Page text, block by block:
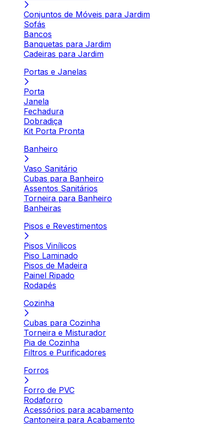
Conjuntos de Móveis para Jardim
Sofás
Bancos
Banquetas para Jardim
Cadeiras para Jardim
Portas e Janelas
Porta
Janela
Fechadura
Dobradiça
Kit Porta Pronta
Banheiro
Vaso Sanitário
Cubas para Banheiro
Assentos Sanitários
Torneira para Banheiro
Banheiras
Pisos e Revestimentos
Pisos Vinílicos
Piso Laminado
Pisos de Madeira
Painel Ripado
Rodapés
Cozinha
Cubas para Cozinha
Torneira e Misturador
Pia de Cozinha
Filtros e Purificadores
Forros
Forro de PVC
Rodaforro
Acessórios para acabamento
Cantoneira para Acabamento